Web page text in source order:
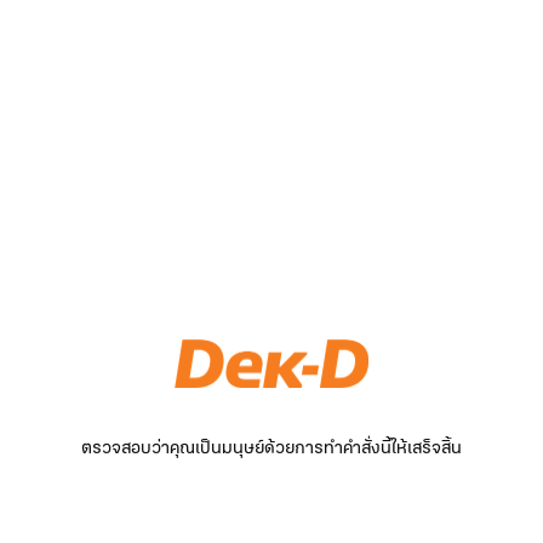
ตรวจสอบว่าคุณเป็นมนุษย์ด้วยการทำคำสั่งนี้ให้เสร็จสิ้น